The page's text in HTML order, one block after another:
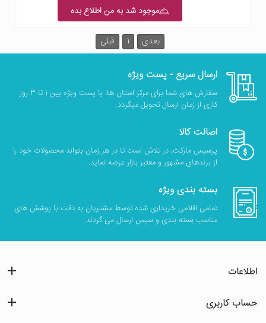
موجود شد به من اطلاع بده
قبلی 1 بعدی
ارسال سریع - پست ویژه
سفارش های شما برای مرکز استان ها، با پست ویژه بین 1 تا 3 روز
کاری از زمان ارسال تحویل میگردد.
اصالت کالا
پرسیس مارکت، در تلاش است تا در هر زمان بتواند محصولات خود را
از برندهای مشهور و معتبر بازار عرضه نماید.
بسته بندی ویژه
تمامی اقلامی خریداری شده توسط مشتریان به دقت با پوشش های
مناسب بسته بندی و سپس ارسال می گردند.
اطلاعات
حساب کاربری